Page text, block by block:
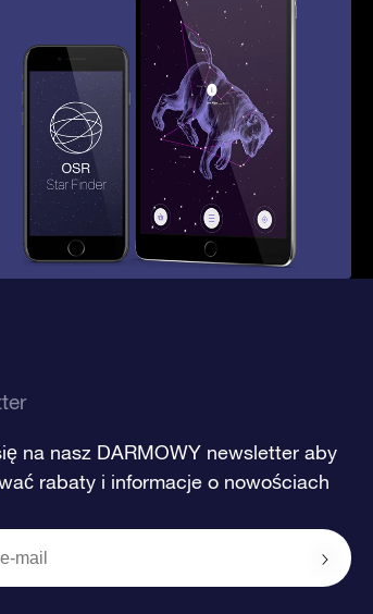
na nasz DARMOWY newsletter aby
rabaty i informacje o nowościach